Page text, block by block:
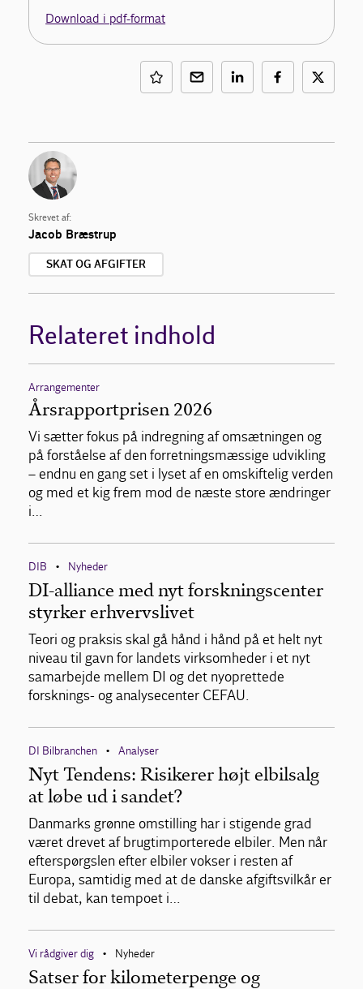
Download i pdf-format
Skrevet af:
Jacob Bræstrup
SKAT OG AFGIFTER
Relateret indhold
Arrangementer
Årsrapportprisen 2026
Vi sætter fokus på indregning af omsætningen og
på forståelse af den forretningsmæssige udvikling
– endnu en gang set i lyset af en omskiftelig verden
og med et kig frem mod de næste store ændringer
i…
DIB • Nyheder
DI-alliance med nyt forskningscenter
styrker erhvervslivet
Teori og praksis skal gå hånd i hånd på et helt nyt
niveau til gavn for landets virksomheder i et nyt
samarbejde mellem DI og det nyoprettede
forsknings- og analysecenter CEFAU.
DI Bilbranchen • Analyser
Nyt Tendens: Risikerer højt elbilsalg
at løbe ud i sandet?
Danmarks grønne omstilling har i stigende grad
været drevet af brugtimporterede elbiler. Men når
efterspørgslen efter elbiler vokser i resten af
Europa, samtidig med at de danske afgiftsvilkår er
til debat, kan tempoet i…
Vi rådgiver dig • Nyheder
Satser for kilometerpenge og